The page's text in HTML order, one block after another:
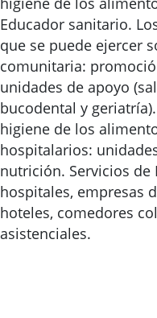
Educador sanitario.
que se puede ejercer
comunitaria:
unidades de apoyo
bucodental y
higiene de los
hospitalarios:
nutrición. Servicios de
hospitales, empresas
hoteles, comedores
asistenciales.